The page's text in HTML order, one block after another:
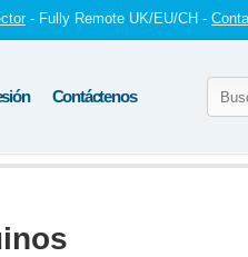
- Fully Remote UK/EU/CH -
Contáctenos